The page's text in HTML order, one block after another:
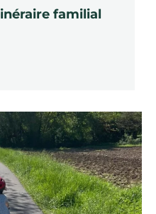
familial